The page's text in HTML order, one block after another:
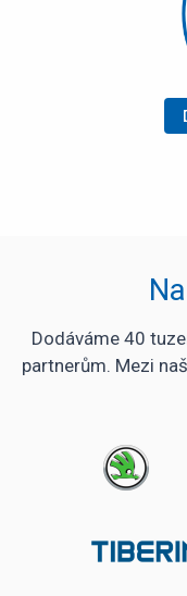
Dodáváme 40
partnerům. Mezi